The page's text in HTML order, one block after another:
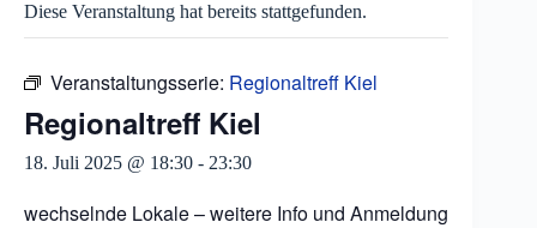
Diese Veranstaltung hat bereits stattgefunden.
Veranstaltungsserie: Regionaltreff Kiel
Regionaltreff Kiel
18. Juli 2025 @ 18:30 - 23:30
wechselnde Lokale – weitere Info und Anmeldung